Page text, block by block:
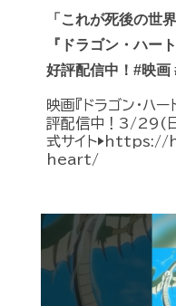
「これが死後の世
『ドラゴン・ハ
好評配信中！#映画
映画『ドラゴン・ハ
評配信中！3/29(
式サイト
heart/